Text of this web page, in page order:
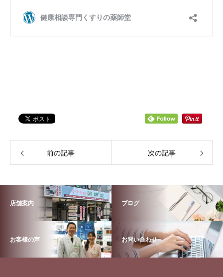
前の記事 次の記事
店舗案内 ブログ
お客様の声 お問い合わせ